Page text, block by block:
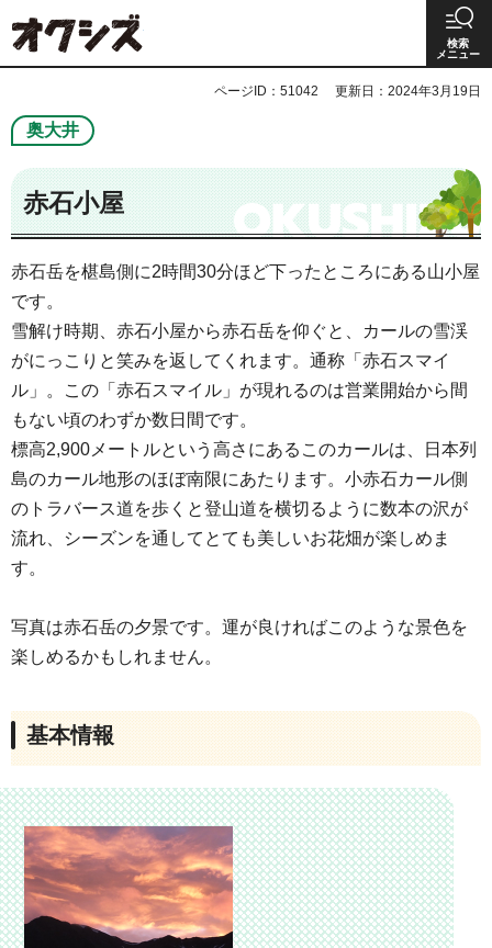
検索
メニュー
ページID：51042 更新日：2024年3月19日
奥大井
赤石小屋
赤石岳を椹島側に2時間30分ほど下ったところにある山小屋
です。
雪解け時期、赤石小屋から赤石岳を仰ぐと、カールの雪渓
がにっこりと笑みを返してくれます。通称「赤石スマイ
ル」。この「赤石スマイル」が現れるのは営業開始から間
もない頃のわずか数日間です。
標高2,900メートルという高さにあるこのカールは、日本列
島のカール地形のほぼ南限にあたります。小赤石カール側
のトラバース道を歩くと登山道を横切るように数本の沢が
流れ、シーズンを通してとても美しいお花畑が楽しめま
す。
写真は赤石岳の夕景です。運が良ければこのような景色を
楽しめるかもしれません。
基本情報